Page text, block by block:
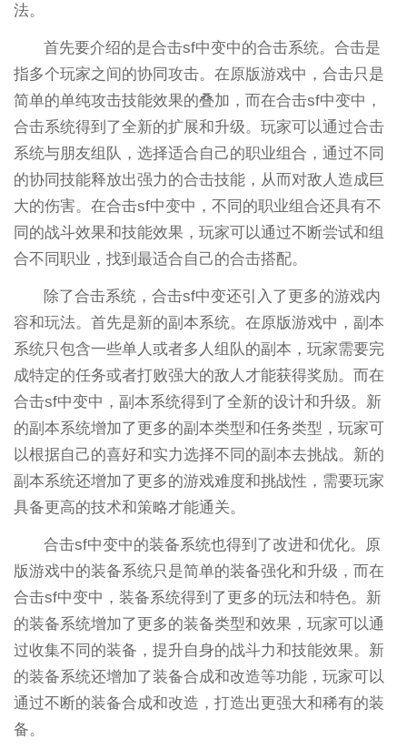
法。
首先要介绍的是合击sf中变中的合击系统。合击是
指多个玩家之间的协同攻击。在原版游戏中，合击只是
简单的单纯攻击技能效果的叠加，而在合击sf中变中，
合击系统得到了全新的扩展和升级。玩家可以通过合击
系统与朋友组队，选择适合自己的职业组合，通过不同
的协同技能释放出强力的合击技能，从而对敌人造成巨
大的伤害。在合击sf中变中，不同的职业组合还具有不
同的战斗效果和技能效果，玩家可以通过不断尝试和组
合不同职业，找到最适合自己的合击搭配。
除了合击系统，合击sf中变还引入了更多的游戏内
容和玩法。首先是新的副本系统。在原版游戏中，副本
系统只包含一些单人或者多人组队的副本，玩家需要完
成特定的任务或者打败强大的敌人才能获得奖励。而在
合击sf中变中，副本系统得到了全新的设计和升级。新
的副本系统增加了更多的副本类型和任务类型，玩家可
以根据自己的喜好和实力选择不同的副本去挑战。新的
副本系统还增加了更多的游戏难度和挑战性，需要玩家
具备更高的技术和策略才能通关。
合击sf中变中的装备系统也得到了改进和优化。原
版游戏中的装备系统只是简单的装备强化和升级，而在
合击sf中变中，装备系统得到了更多的玩法和特色。新
的装备系统增加了更多的装备类型和效果，玩家可以通
过收集不同的装备，提升自身的战斗力和技能效果。新
的装备系统还增加了装备合成和改造等功能，玩家可以
通过不断的装备合成和改造，打造出更强大和稀有的装
备。